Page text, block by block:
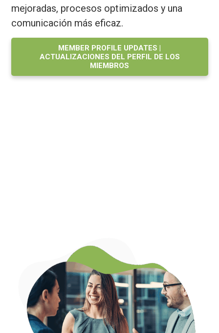
mejoradas, procesos optimizados y una
comunicación más eficaz.
MEMBER PROFILE UPDATES |
ACTUALIZACIONES DEL PERFIL DE LOS
MIEMBROS